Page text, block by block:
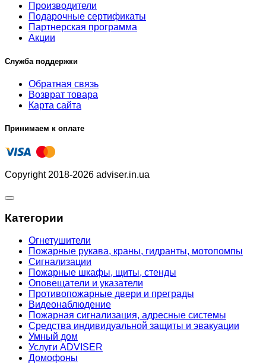
Производители
Подарочные сертификаты
Партнерская программа
Акции
Служба поддержки
Обратная связь
Возврат товара
Карта сайта
Принимаем к оплате
Copyright 2018-2026 adviser.in.ua
Категории
Огнетушители
Пожарные рукава, краны, гидранты, мотопомпы
Сигнализации
Пожарные шкафы, щиты, стенды
Оповещатели и указатели
Противопожарные двери и преграды
Видеонаблюдение
Пожарная сигнализация, адресные системы
Средства индивидуальной защиты и эвакуации
Умный дом
Услуги ADVISER
Домофоны